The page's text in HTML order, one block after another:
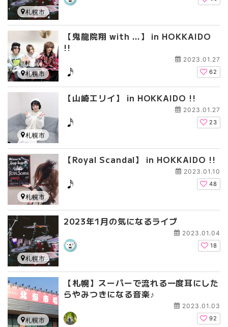
札幌市
【鬼龍院翔 with …】 in HOKKAIDO
!!
2023.01.27
62
札幌市
【山崎エリイ】 in HOKKAIDO !!
2023.01.27
23
札幌市
【Royal Scandal】 in HOKKAIDO !!
2023.01.10
48
札幌市
2023年1月の気になるライブ
2023.01.04
18
札幌市
【札幌】スーパーで流れる一度耳にした
らやみつきになる音楽♪
2023.01.03
92
札幌市